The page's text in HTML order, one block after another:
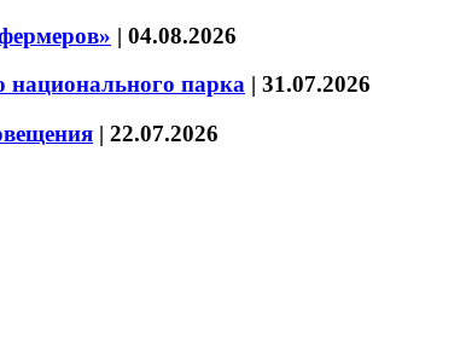
| 04.08.2026
национального парка | 31.07.2026
| 22.07.2026